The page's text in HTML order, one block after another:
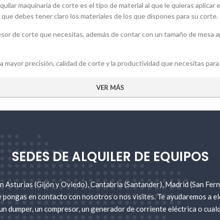
maquinaria de corte es el tipo de material al que le quieras
debes tener claro los materiales de los que dispones para su corte.
de corte que necesitas, además de contar con un tamaño de mesa
mayor precisión, calidad de corte y la productividad que necesitas
adquirir en Gomez Oviedo?
increíble y, además, puedes cambiar sus capacidades de corte
es realizar cortes con una gran precisión en materiales como
versátil porque puede cortar muy diversos materiales como el
VER MÁS
SEDES DE ALQUILER DE EQUIPOS
Asturias (Gijón y Oviedo), Cantabria (Santander), Madrid (San
en contacto con nosotros o nos visites. Te ayudaremos a
dumper, un compresor, un generador de corriente eléctrica o